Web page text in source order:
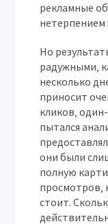
рекламные
нетерпением
Но
радужными‚
несколько
приносит
кликов‚
пытался
они были
полную
просмотров‚
стоит.